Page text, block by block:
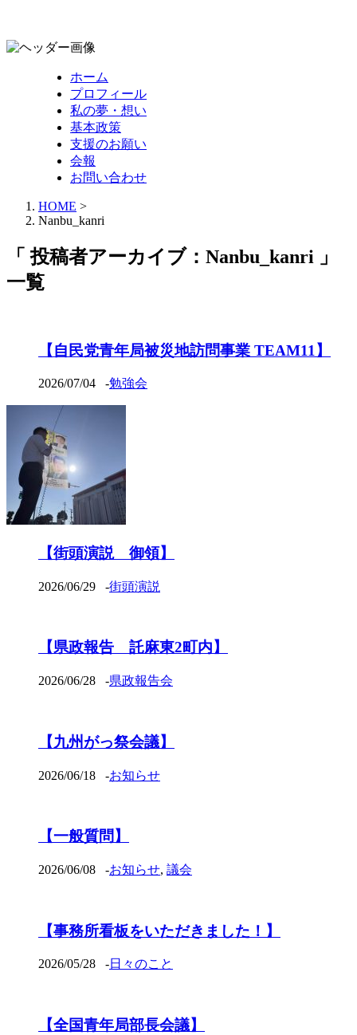
ホーム
プロフィール
私の夢・想い
基本政策
支援のお願い
会報
お問い合わせ
HOME >
Nanbu_kanri
「 投稿者アーカイブ：Nanbu_kanri 」
一覧
【自民党青年局被災地訪問事業 TEAM11】
2026/07/04 -勉強会
【街頭演説 御領】
2026/06/29 -街頭演説
【県政報告 託麻東2町内】
2026/06/28 -県政報告会
【九州がっ祭会議】
2026/06/18 -お知らせ
【一般質問】
2026/06/08 -お知らせ, 議会
【事務所看板をいただきました！】
2026/05/28 -日々のこと
【全国青年局部長会議】